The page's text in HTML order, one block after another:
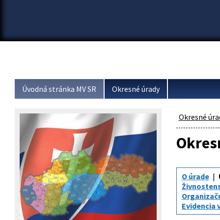
Úvodná stránka MV SR Okresné úrady
Okresné
O úrade
Evidencia